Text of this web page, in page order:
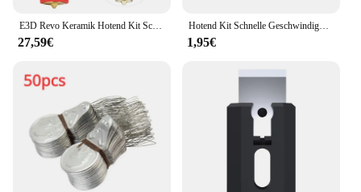
27,59€
Hotend Kit Schnelle Geschwindigkeit für Bambu Lab A1/A1 Mini Hot End Montage 0,2/0,4/0,6/0,8mm gehärtete Stahl Düse 3D Drucker Teile
1,95€